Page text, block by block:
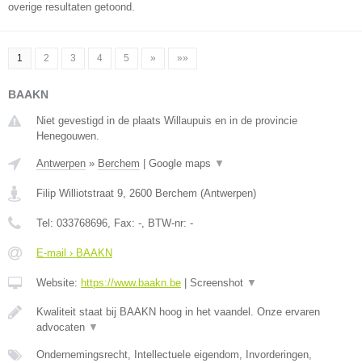
overige resultaten getoond.
1 2 3 4 5 » »»
BAAKN
Niet gevestigd in de plaats Willaupuis en in de provincie
Henegouwen.
Antwerpen » Berchem Google maps ▼
Filip Williotstraat 9, 2600 Berchem (Antwerpen)
Tel: 033768696, Fax: -, BTW-nr: -
E-mail › BAAKN
Website: https://www.baakn.be Screenshot ▼
Kwaliteit staat bij BAAKN hoog in het vaandel. Onze ervaren
advocaten ▼
Ondernemingsrecht, Intellectuele eigendom, Invorderingen,